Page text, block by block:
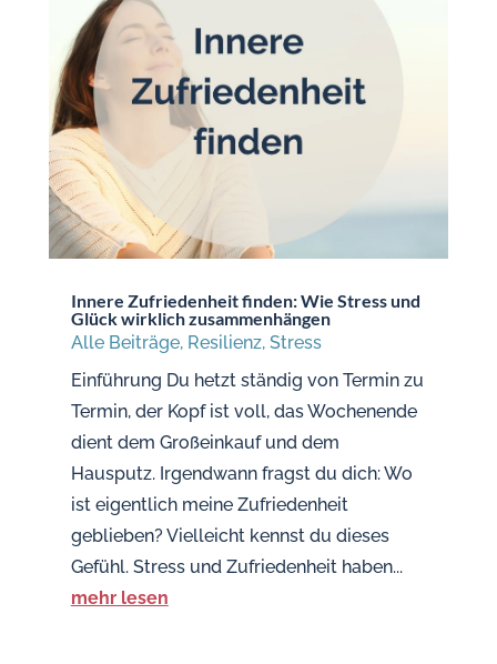
Innere Zufriedenheit finden: Wie Stress und
Glück wirklich zusammenhängen
Alle Beiträge, Resilienz, Stress
Einführung Du hetzt ständig von Termin zu
Termin, der Kopf ist voll, das Wochenende
dient dem Großeinkauf und dem
Hausputz. Irgendwann fragst du dich: Wo
ist eigentlich meine Zufriedenheit
geblieben? Vielleicht kennst du dieses
Gefühl. Stress und Zufriedenheit haben...
mehr lesen